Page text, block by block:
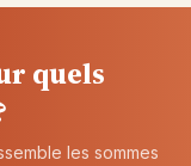
quels
les sommes